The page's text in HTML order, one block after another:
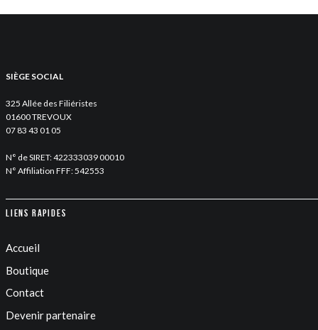
SIÈGE SOCIAL
325 Allée des Filiéristes
01600 TREVOUX
07 83 43 01 05
N° de SIRET: 422333039 00010
N° Affiliation FFF: 542553
Liens rapides
Accueil
Boutique
Contact
Devenir partenaire